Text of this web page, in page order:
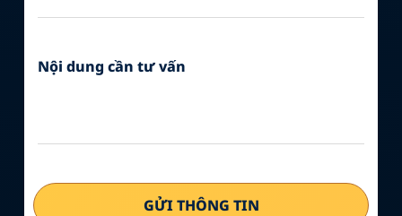
Nội dung cần tư vấn
GỬI THÔNG TIN